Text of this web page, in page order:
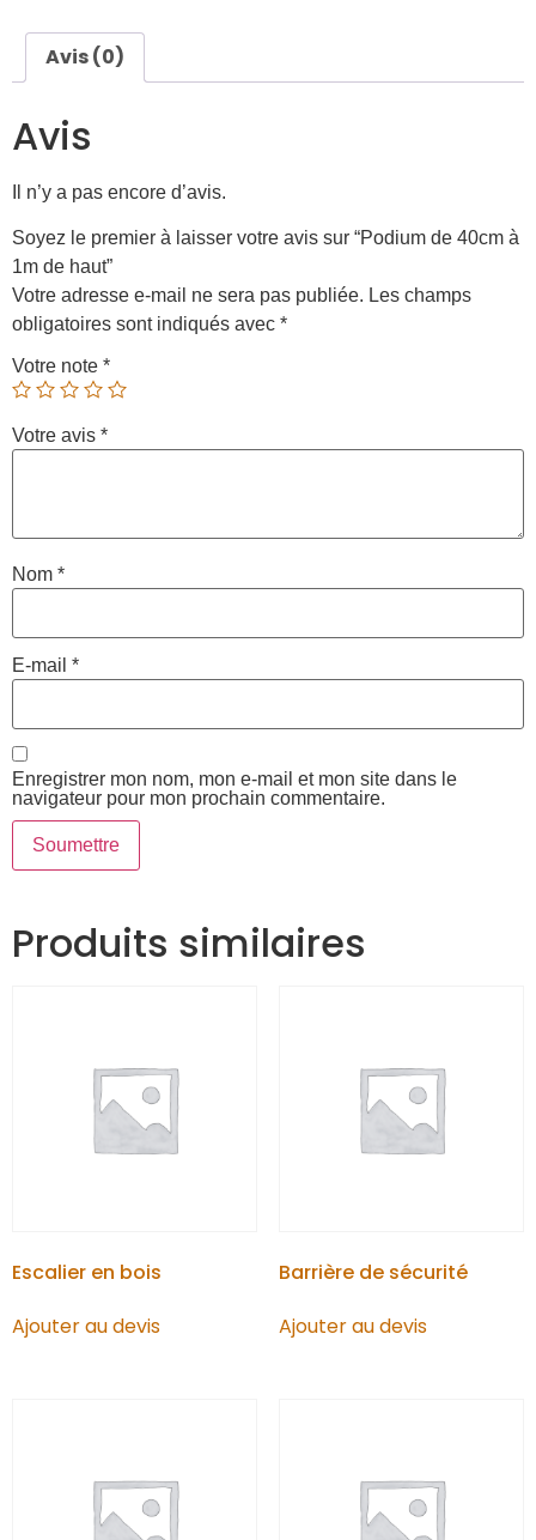
Avis (0)
Avis
Il n’y a pas encore d’avis.
Soyez le premier à laisser votre avis sur “Podium de 40cm à
1m de haut”
Votre adresse e-mail ne sera pas publiée. Les champs
obligatoires sont indiqués avec *
Votre note *
Votre avis *
Nom *
E-mail *
Enregistrer mon nom, mon e-mail et mon site dans le
navigateur pour mon prochain commentaire.
Produits similaires
Escalier en bois
Ajouter au devis
Barrière de sécurité
Ajouter au devis